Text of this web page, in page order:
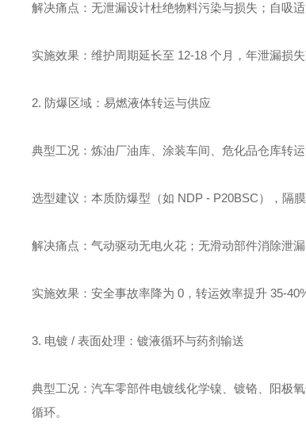
解决痛点：无泄漏设计杜绝物料污染与损失；自吸
实施效果：维护周期延长至 12-18 个月，年泄漏损
2. 防爆区域：易燃液体转运与供应
典型工况：炼油厂油库、涂装车间、危化品仓库转
选型建议：本质防爆型（如 NDP - P20BSC），隔
解决痛点：气动驱动无电火花；无滑动部件消除泄
实施效果：安全事故率降为 0，转运效率提升 35-
3. 电镀 / 表面处理：镀液循环与药剂输送
典型工况：汽车零部件电镀线化学镍、镀铬、阳极
循环。